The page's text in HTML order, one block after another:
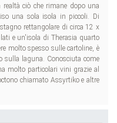
ciò che rimane dopo una
una sola isola in piccoli. Di
rettangolare di circa 12 x
e un'isola di Therasia quarto
molto spesso sulle cartoline, è
sulla laguna. Conosciuta come
molto particolari vini grazie al
chiamato Assyrtiko e altre